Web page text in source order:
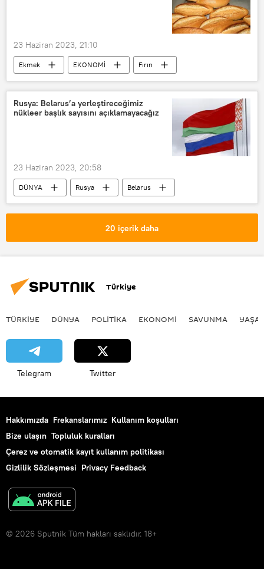
23 Haziran 2023, 21:10
Ekmek EKONOMİ
Fırın
Türkiye Fırıncılar Federasyonu
Rusya: Belarus’a yerleştireceğimiz
nükleer başlık sayısını açıklamayacağız
23 Haziran 2023, 20:58
DÜNYA Rusya
Belarus
Nükleer
Nükleer silah
20 içerik daha
Türkiye
TÜRKIYE DÜNYA POLİTİKA EKONOMİ SAVUNMA
Telegram Twitter
Hakkımızda Frekanslarımız Kullanım koşulları
Bize ulaşın Topluluk kuralları
Çerez ve otomatik kayıt kullanım politikası
Gizlilik Sözleşmesi Privacy Feedback
© 2026 Sputnik Tüm hakları saklıdır. 18+